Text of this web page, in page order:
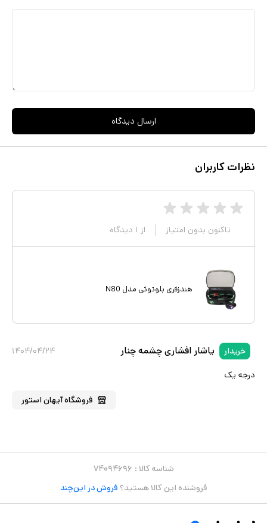
ارسال دیدگاه
نظرات کاربران
تاکنون بدون امتیاز از ۱ دیدگاه
هندزفری بلوتوثی مدل N80
خریدار یاشار افشاری چشمه چنار
۱۴۰۴/۰۴/۲۴
درجه یک
فروشگاهآیهان استور
شناسه کالا : ۷۴۰۹۴۶۹۶
فروشنده این کالا هستید؟ فروش در این‌چند